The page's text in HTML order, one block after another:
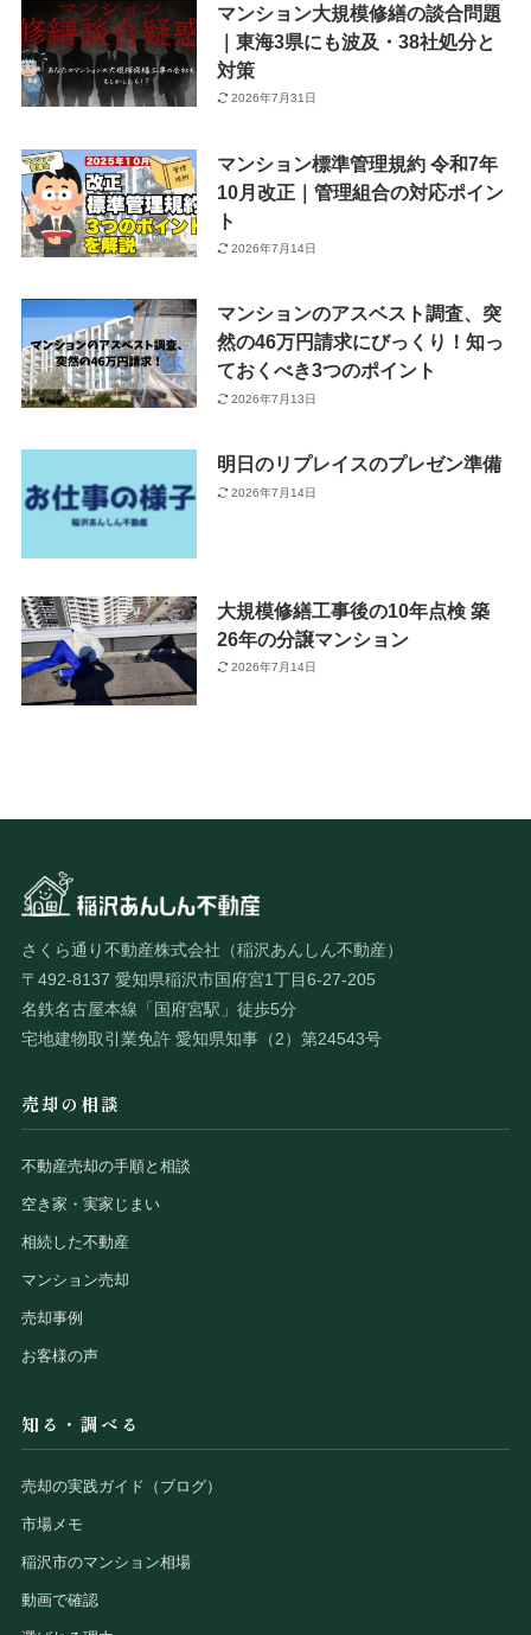
マンション大規模修繕の談合問題
｜東海3県にも波及・38社処分と
対策
2026年7月31日
マンション標準管理規約 令和7年
10月改正｜管理組合の対応ポイン
ト
2026年7月14日
マンションのアスベスト調査、突
然の46万円請求にびっくり！知っ
ておくべき3つのポイント
2026年7月13日
明日のリプレイスのプレゼン準備
2026年7月14日
大規模修繕工事後の10年点検 築
26年の分譲マンション
2026年7月14日
さくら通り不動産株式会社（稲沢あんしん不動産）
〒492-8137 愛知県稲沢市国府宮1丁目6-27-205
名鉄名古屋本線「国府宮駅」徒歩5分
宅地建物取引業免許 愛知県知事（2）第24543号
売却の相談
不動産売却の手順と相談
空き家・実家じまい
相続した不動産
マンション売却
売却事例
お客様の声
知る・調べる
売却の実践ガイド（ブログ）
市場メモ
稲沢市のマンション相場
動画で確認